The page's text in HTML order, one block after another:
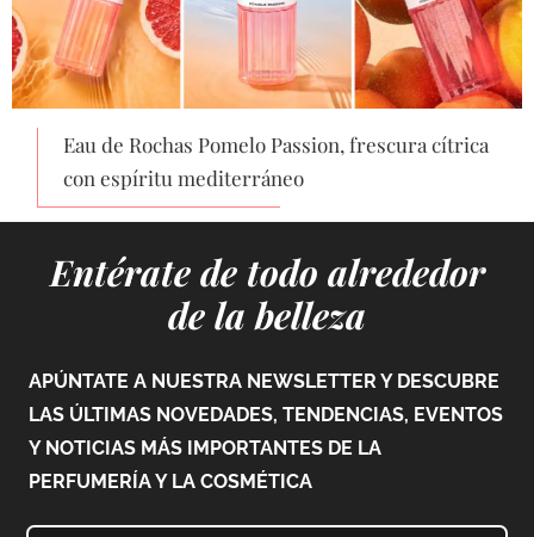
Eau de Rochas Pomelo Passion, frescura cítrica
con espíritu mediterráneo
Entérate de todo alrededor
de la belleza
APÚNTATE A NUESTRA NEWSLETTER Y DESCUBRE
LAS ÚLTIMAS NOVEDADES, TENDENCIAS, EVENTOS
Y NOTICIAS MÁS IMPORTANTES DE LA
PERFUMERÍA Y LA COSMÉTICA